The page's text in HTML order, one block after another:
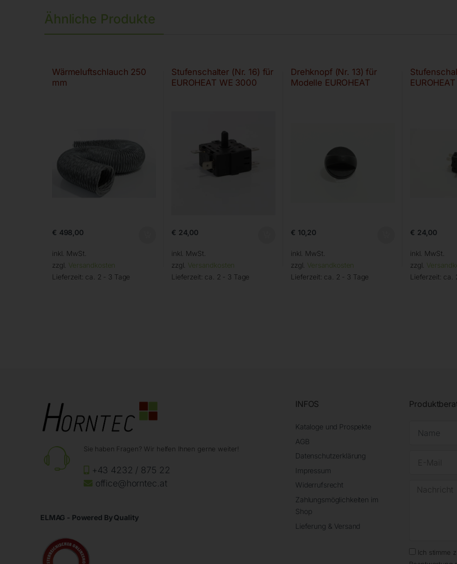
Ähnliche Produkte
Wärmeluftschlauch 250
mm
€ 498,00
inkl. MwSt.
zzgl. Versandkosten
Lieferzeit: ca. 2 - 3 Tage
Stufenschalter (Nr. 16) für
EUROHEAT WE 3000
€ 24,00
inkl. MwSt.
zzgl. Versandkosten
Lieferzeit: ca. 2 - 3 Tage
Drehknopf (Nr. 13) für
Modelle EUROHEAT
€ 10,20
inkl. MwSt.
zzgl. Versandkosten
Lieferzeit: ca. 2 - 3 Tage
€ 24,00
inkl. MwSt.
zzgl.
Lieferzeit: ca.
Sie haben Fragen? Wir helfen Ihnen gerne weiter!
+43 4232 / 875 22
office@horntec.at
ELMAG - Powered By Quality
INFOS
Kataloge und Prospekte
AGB
Datenschutzerklärung
Impressum
Widerrufsrecht
Zahlungsmöglichkeiten im
Shop
Lieferung & Versand
Ich stimme